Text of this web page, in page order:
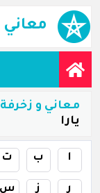
معاني
معاني و
يارا
ا ب ت
ر ز س